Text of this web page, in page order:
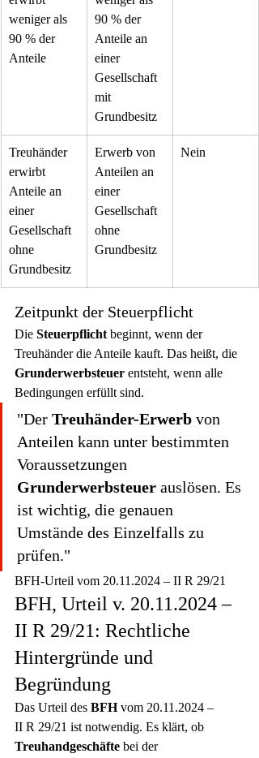
weniger als
90 % der
Anteile
90 % der
Anteile an
einer
Gesellschaft
mit
Grundbesitz
Treuhänder
erwirbt
Anteile an
einer
Gesellschaft
ohne
Grundbesitz
Erwerb von
Anteilen an
einer
Gesellschaft
ohne
Grundbesitz
Nein
Zeitpunkt der Steuerpflicht
Die Steuerpflicht beginnt, wenn der
Treuhänder die Anteile kauft. Das heißt, die
Grunderwerbsteuer entsteht, wenn alle
Bedingungen erfüllt sind.
"Der Treuhänder-Erwerb von
Anteilen kann unter bestimmten
Voraussetzungen
Grunderwerbsteuer auslösen. Es
ist wichtig, die genauen
Umstände des Einzelfalls zu
prüfen."
BFH-Urteil vom 20.11.2024 – II R 29/21
BFH, Urteil v. 20.11.2024 –
II R 29/21: Rechtliche
Hintergründe und
Begründung
Das Urteil des BFH vom 20.11.2024 –
II R 29/21 ist notwendig. Es klärt, ob
Treuhandgeschäfte bei der